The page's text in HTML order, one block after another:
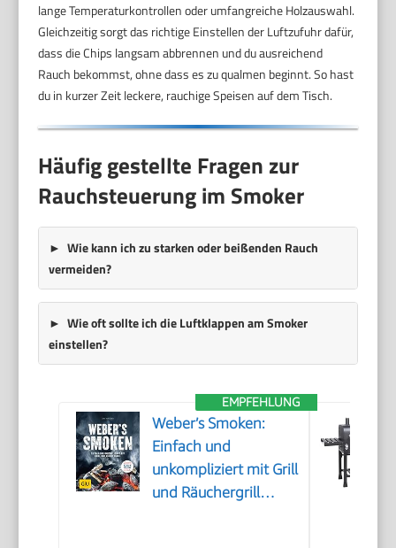
lange Temperaturkontrollen oder umfangreiche Holzauswahl.
Gleichzeitig sorgt das richtige Einstellen der Luftzufuhr dafür,
dass die Chips langsam abbrennen und du ausreichend
Rauch bekommst, ohne dass es zu qualmen beginnt. So hast
du in kurzer Zeit leckere, rauchige Speisen auf dem Tisch.
Häufig gestellte Fragen zur
Rauchsteuerung im Smoker
Wie kann ich zu starken oder beißenden Rauch
vermeiden?
Wie oft sollte ich die Luftklappen am Smoker
einstellen?
EMPFEHLUNG
Weber’s Smoken:
Einfach und
unkompliziert mit Grill
und Räuchergrill